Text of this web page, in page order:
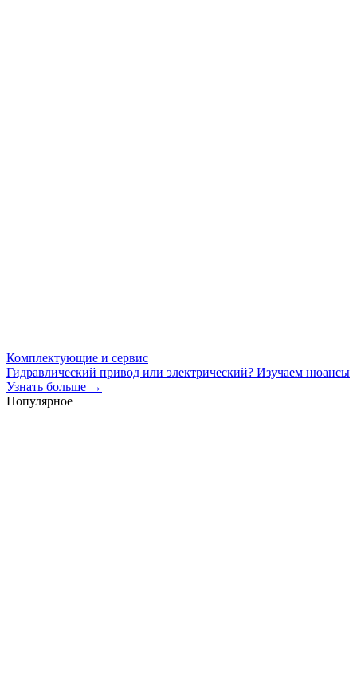
Комплектующие и сервис
Гидравлический привод или электрический? Изучаем нюансы
Узнать больше →
Популярное